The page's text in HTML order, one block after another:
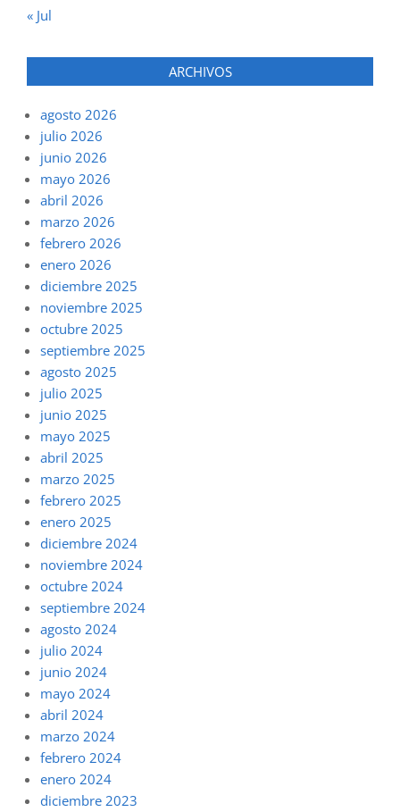
« Jul
ARCHIVOS
agosto 2026
julio 2026
junio 2026
mayo 2026
abril 2026
marzo 2026
febrero 2026
enero 2026
diciembre 2025
noviembre 2025
octubre 2025
septiembre 2025
agosto 2025
julio 2025
junio 2025
mayo 2025
abril 2025
marzo 2025
febrero 2025
enero 2025
diciembre 2024
noviembre 2024
octubre 2024
septiembre 2024
agosto 2024
julio 2024
junio 2024
mayo 2024
abril 2024
marzo 2024
febrero 2024
enero 2024
diciembre 2023